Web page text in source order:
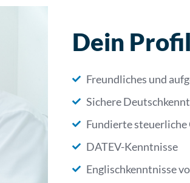
Dein
Freundliches und
Sichere
Fundierte
DATEV-Kenntnisse
Englischkenntnisse